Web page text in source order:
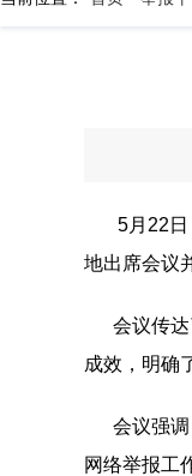
5月22日，
地出席会议
会议传达
成效，明确
会议强调
网络举报工